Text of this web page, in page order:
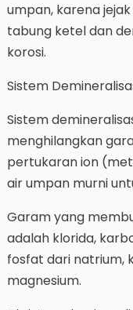
umpan, karena
tabung ketel dan
korosi.
Sistem
Sistem
menghilangkan
pertukaran ion
air umpan murni
Garam yang
adalah klorida,
fosfat dari natrium,
magnesium.